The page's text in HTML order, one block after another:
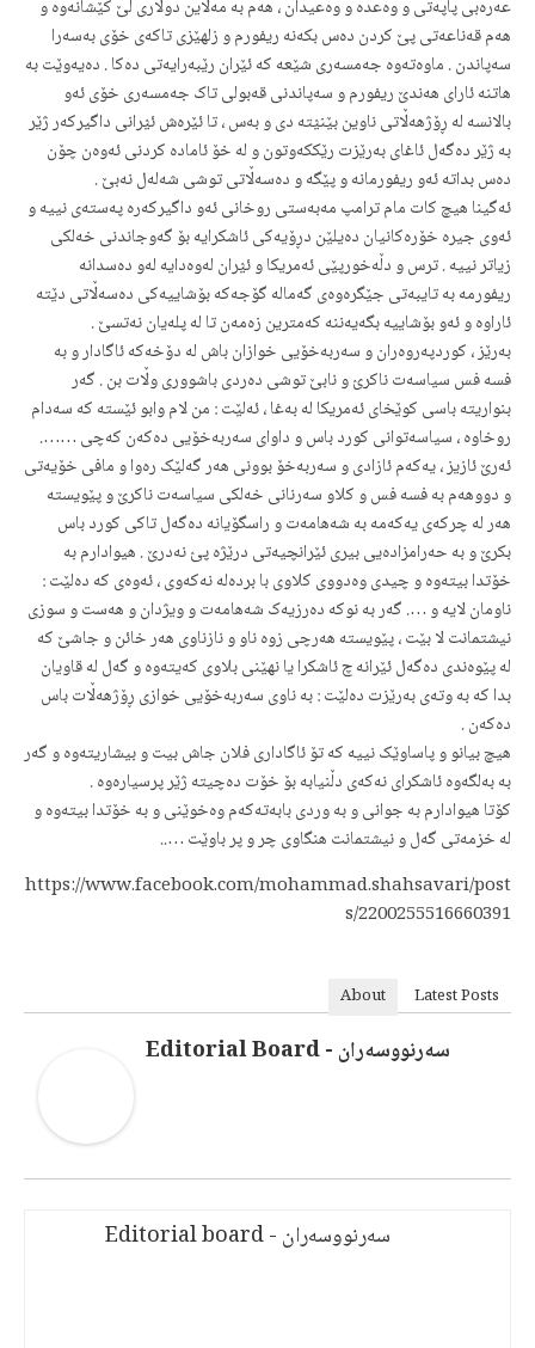
عەرەبی پاپەتی و وەعدە و وەعیدان ، هەم بە مەلاین دولاری لێ کێشانەوە و
هەم قەناعەتی پێ کردن دەس بکەنە ریفورم و زلهێزی تاکەی خۆی بەسەرا
سەپاندن . ماوەتەوە جەمسەری شێعە کە ئێران رێبەرایەتی دەکا . دەیەوێت بە
هاتنە ئارای هەندێ ریفورم و سەپاندنی قەبولی تاک جەمسەری خۆی ئەو
بالانسە لە ڕۆژهەڵاتی ناوین بێنؽتە دی و بەس ، تا ئێرەش ئؽرانی داگیرکەر ژێر
بە ژێر دەگەل ئاغای بەرێزت رێککەوتون و لە خۆ ئامادە کردنی ئەوەن چۆن
دەس بداتە ئەو ریفورمانە و پێگە و دەسەڵاتی توشی شەلەل نەبێ .
ئەگینا هیچ کات مام ترامپ مەبەستی روخانی ئەو داگیرکەرە پەستەی نییە و
ئەوی جیرە خۆرەکانیان دەیلێن دڕۆیەکی ئاشکرایە بۆ گەوجاندنی خەلکی
زیاتر نییە . ترس و دڵەخورپێی ئەمریکا و ئؽران لەوەدایە لەو دەسدانە
ریفورمە بە تایبەتی جێگرەوەی گەمالە گۆجەکە بۆشاییەکی دەسەڵاتی دێتە
ئاراوە و ئەو بۆشاییە بگەیەننە کەمترین زەمەن تا لە پلەیان نەتسێ .
بەرێز ، کوردپەروەران و سەربەخۆیی خوازان باش لە دۆخەکە ئاگادار و بە
فسە فس سیاسەت ناکرؽ و نابێ توشی دەردی باشووری وڵات بن . گەر
بنواریتە باسی کوێخای ئەمریکا لە بەغا ، ئەلێت : من لام وابو ئێستە کە سەدام
روخاوە ، سیاسەتوانی کورد باس و داوای سەربەخۆیی دەکەن کەچی …….
ئەرێ ئازیز ، یەکەم ئازادی و سەربەخۆ بوونی هەر گەلێک رەوا و مافی خۆیەتی
و دووهەم بە فسە فس و کلاو سەرنانی خەلکی سیاسەت ناکرێ و پێویستە
هەر لە چرکەی یەکەمە بە شەهامەت و راسگۆیانە دەگەل تاکی کورد باس
بکرێ و بە حەرامزادەیی بیری ئێرانچیەتی درێژە پؽ نەدرێ . هیوادارم بە
خۆتدا بیتەوە و چیدی وەدووی کلاوی با بردەلە نەکەوی ، ئەوەی کە دەلێت :
ناومان لایە و …. گەر بە نوکە دەرزیەک شەهامەت و ویژدان و هەست و سوزی
نیشتمانت لا بێت ، پێویستە هەرچی زوە ناو و نازناوی هەر خائن و جاشێ کە
لە پێوەندی دەگەل ئێرانە چ ئاشکرا یا نهێنی بلاوی کەیتەوە و گەل لە قاویان
بدا کە بە وتەی بەرێزت دەلێت : بە ناوی سەربەخۆیی خوازی ڕۆژهەڵات باس
دەکەن .
هیچ بیانو و پاساوێک نییە کە تۆ ئاگاداری فلان جاش بیت و بیشاریتەوە و گەر
بە بەلگەوە ئاشکرای نەکەی دڵنیابە بۆ خۆت دەچیتە ژێر پرسیارەوە .
کۆتا هیوادارم بە جوانی و بە وردی بابەتەکەم وەخوێنی و بە خۆتدا بیتەوە و
لە خزمەتی گەل و نیشتمانت هنگاوی چر و پر باوێت …..
https://www.facebook.com/mohammad.shahsavari/post
s/2200255516660391
About Latest Posts
سەرنووسەران - Editorial Board
سەرنووسەران - Editorial board